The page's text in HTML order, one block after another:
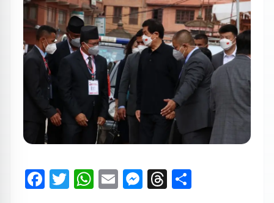
Facebook
Twitter
WhatsApp
EmailMessenger
Threads